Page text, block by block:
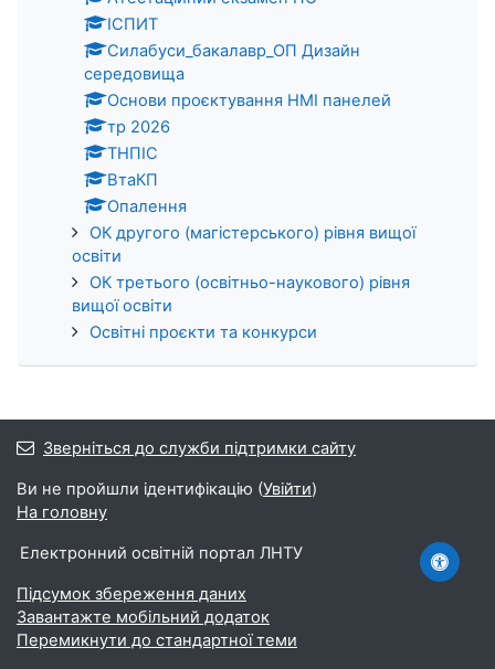
ІСПИТ
Силабуси_бакалавр_ОП Дизайн
середовища
Основи проєктування HMI панелей
тр 2026
ТНПІС
ВтаКП
Опалення
ОК другого (магістерського) рівня вищої
освіти
ОК третього (освітньо-наукового) рівня
вищої освіти
Освітні проєкти та конкурси
Зверніться до служби підтримки сайту
Ви не пройшли ідентифікацію (Увійти)
На головну
Електронний освітній портал ЛНТУ
Підсумок збереження даних
Завантажте мобільний додаток
Перемикнути до стандартної теми